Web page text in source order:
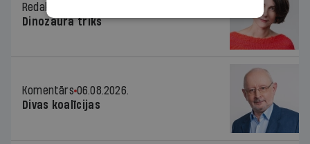
Redaktores sleja
Dinozaura triks
Komentārs 06.08.2026.
Divas koalīcijas